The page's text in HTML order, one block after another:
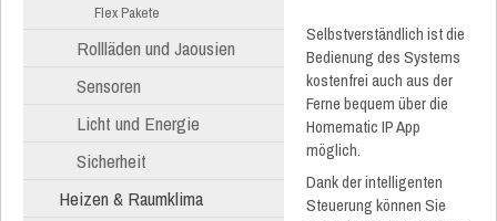
Flex Pakete
Rollläden und Jaousien
Sensoren
Licht und Energie
Sicherheit
Heizen & Raumklima
Selbstverständlich ist die
Bedienung des Systems
kostenfrei auch aus der
Ferne bequem über die
Homematic IP App
möglich.
Dank der intelligenten
Steuerung können Sie